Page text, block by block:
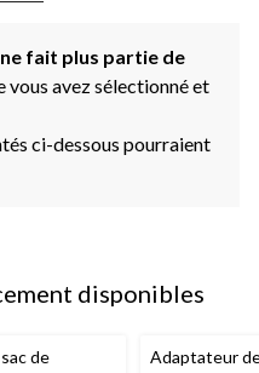
ne fait plus partie de
vous avez sélectionné et
ci-dessous pourraient
disponibles
de
Adaptateur